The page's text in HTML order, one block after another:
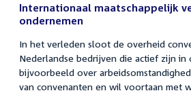
Internationaal maatschappelijk
ondernemen
In het verleden sloot de overheid
Nederlandse bedrijven die actief zijn in
bijvoorbeeld over
van convenanten en wil voortaan met